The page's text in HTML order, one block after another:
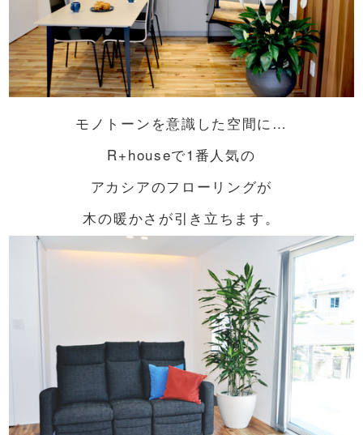
モノトーンを意識した空間に…
R+houseで1番人気の
アカシアのフローリングが
木の暖かさが引き立ちます。